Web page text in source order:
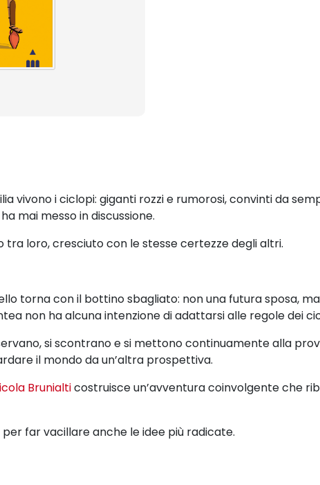
vivono i ciclopi: giganti rozzi e rumorosi, convinti da
mai messo in discussione.
tra loro, cresciuto con le stesse certezze degli altri.
torna con il bottino sbagliato: non una futura sposa,
non ha alcuna intenzione di adattarsi alle regole dei
si scontrano e si mettono continuamente alla
il mondo da un’altra prospettiva.
Brunialticostruisce un’avventura coinvolgente che
far vacillare anche le idee più radicate.